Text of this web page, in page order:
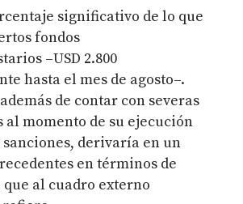
significativo de lo que
fondos
–USD 2.800
hasta el mes de agosto–.
de contar con severas
momento de su ejecución
derivaría en un
en términos de
al cuadro externo